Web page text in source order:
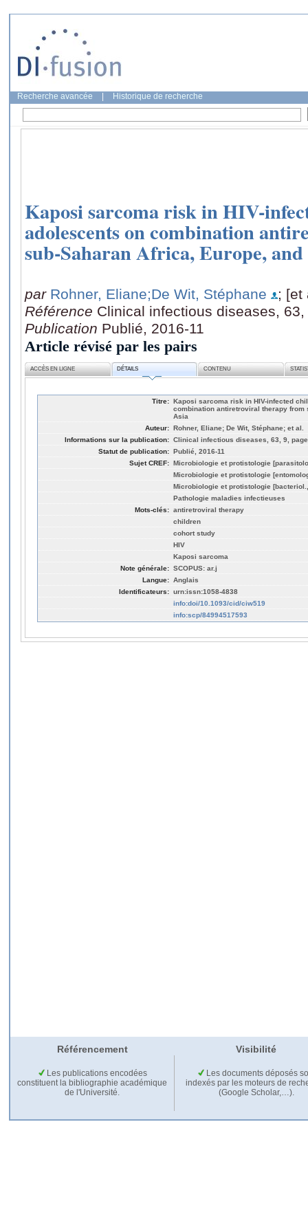
Recherche avancée Historique de recherche
Kaposi sarcoma risk in HIV-
adolescents on combination
sub-Saharan Africa, Europe,
par Rohner, Eliane;De Wit, Stéphane
; [et
Référence Clinical infectious diseases,
Publication Publié, 2016-11
Article révisé par les pairs
ACCÈS EN LIGNE DÉTAILS CONTENU
Titre: Kaposi sarcoma risk in HIV-infected
combination antiretroviral therapy from
Asia
Auteur: Rohner, Eliane; De Wit, Stéphane; et al.
Informations sur la publication: Clinical infectious diseases, 63, 9, page
Statut de publication: Publié, 2016-11
Sujet CREF: Microbiologie et protistologie
Microbiologie et protistologie
Microbiologie et protistologie
Pathologie maladies infectieuses
Mots-clés: antiretroviral therapy
children
cohort study
HIV
Kaposi sarcoma
Note générale: SCOPUS: ar.j
Langue: Anglais
Identificateurs: urn:issn:1058-4838
info:doi/10.1093/cid/ciw519
info:scp/84994517593
Référencement Visibilité
Les publications encodées
constituent la bibliographie académique
de l'Université.
Les documents déposés
indexés par les moteurs de
(Google Scholar,…).